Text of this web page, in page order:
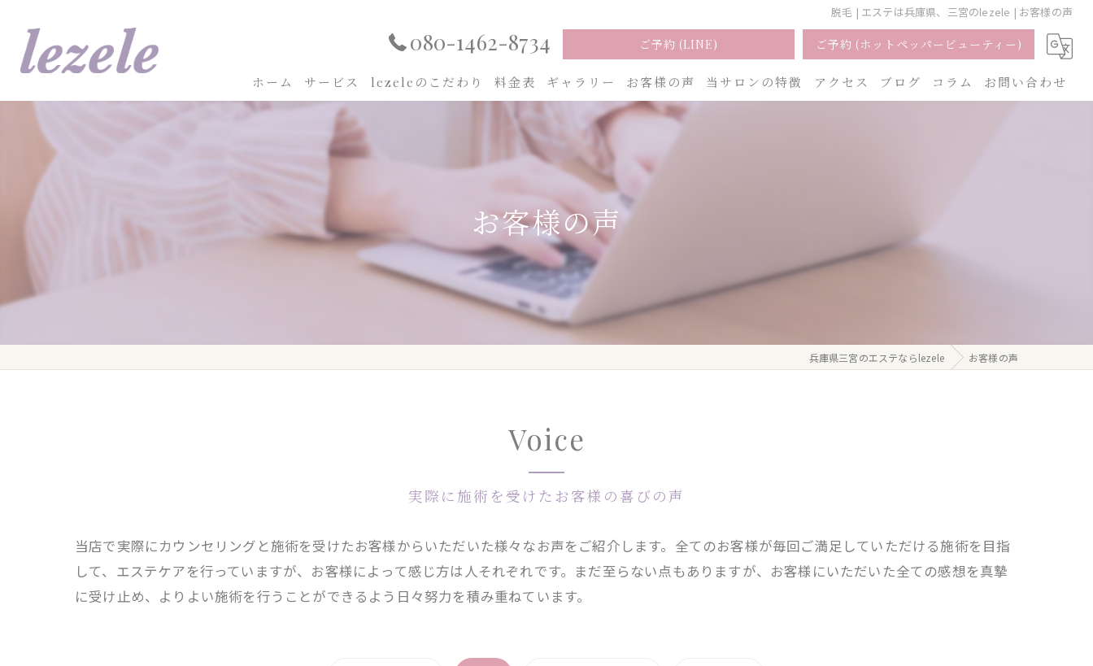
脱毛 | エステは兵庫県、三宮のlezele | お客様の声
080-1462-8734 ご予約 (LINE) ご予約 (ホットペッパービューティー)
ホーム サービス lezeleのこだわり 料金表 ギャラリー お客様の声 当サロンの特徴
小顔
アクセス ブログ コラム お問い合わせ
お客様の声
兵庫県三宮のエステならlezele お客様の声
Voice
実際に施術を受けたお客様の喜びの声
当店で実際にカウンセリングと施術を受けたお客様からいただいた様々なお声をご紹介します。全てのお客様が毎回ご満足していただける施術を目指
して、エステケアを行っていますが、お客様によって感じ方は人それぞれです。まだ至らない点もありますが、お客様にいただいた全ての感想を真摯
に受け止め、よりよい施術を行うことができるよう日々努力を積み重ねています。